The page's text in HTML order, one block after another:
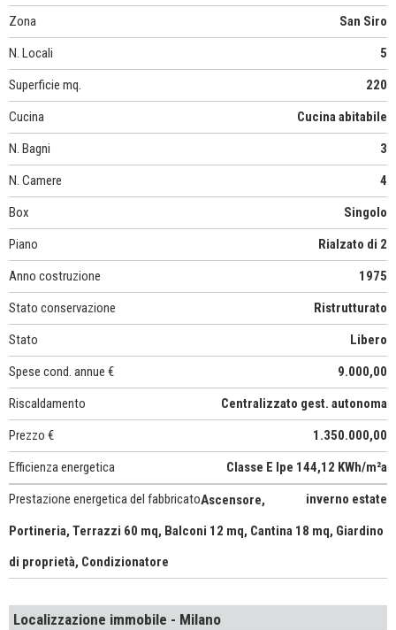
Zona
San Siro
N. Locali
5
Superficie mq.
220
Cucina
Cucina abitabile
N. Bagni
3
N. Camere
4
Box
Singolo
Piano
Rialzato di 2
Anno costruzione
1975
Stato conservazione
Ristrutturato
Stato
Libero
Spese cond. annue €
9.000,00
Riscaldamento
Centralizzato gest. autonoma
Prezzo €
1.350.000,00
Efficienza energetica
Classe E Ipe 144,12 KWh/m²a
Prestazione energetica del fabbricato
inverno estate
Ascensore,
Portineria, Terrazzi 60 mq, Balconi 12 mq, Cantina 18 mq, Giardino
di proprietà, Condizionatore
Localizzazione immobile - Milano